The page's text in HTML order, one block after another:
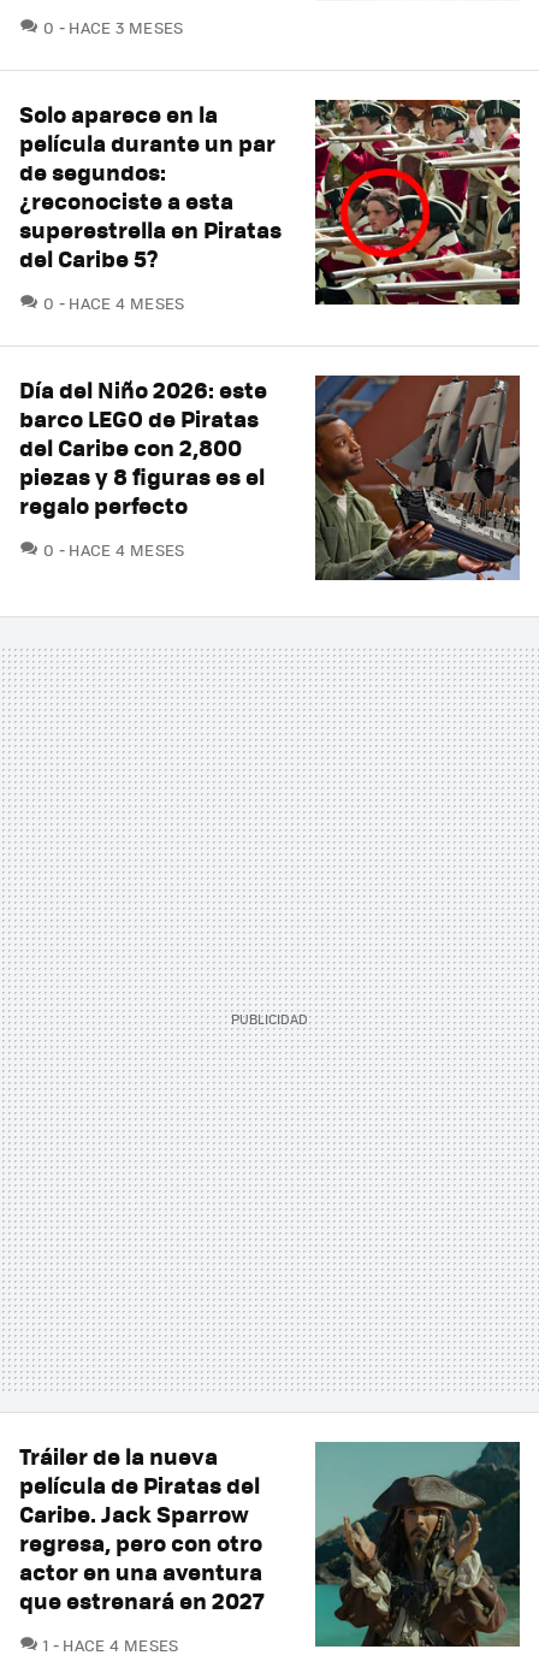
0 COMENTARIOS
HACE 3 MESES
Solo aparece en la
película durante un par
de segundos:
¿reconociste a esta
superestrella en Piratas
del Caribe 5?
0 COMENTARIOS
HACE 4 MESES
Día del Niño 2026: este
barco LEGO de Piratas
del Caribe con 2,800
piezas y 8 figuras es el
regalo perfecto
0 COMENTARIOS
HACE 4 MESES
Tráiler de la nueva
película de Piratas del
Caribe. Jack Sparrow
regresa, pero con otro
actor en una aventura
que estrenará en 2027
1 COMENTARIOS
HACE 4 MESES